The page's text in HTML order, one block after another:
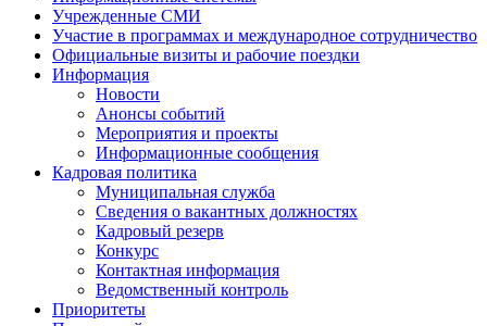
Учрежденные СМИ
Участие в программах и международное сотрудничество
Официальные визиты и рабочие поездки
Информация
Новости
Анонсы событий
Мероприятия и проекты
Информационные сообщения
Кадровая политика
Муниципальная служба
Сведения о вакантных должностях
Кадровый резерв
Конкурс
Контактная информация
Ведомственный контроль
Приоритеты